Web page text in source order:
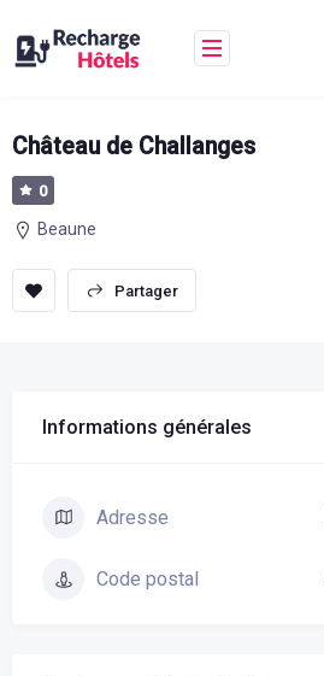
au
contenu
Château de Challanges
0
Beaune
sauvegarderPartager
Informations générales
Adresse
Code postal